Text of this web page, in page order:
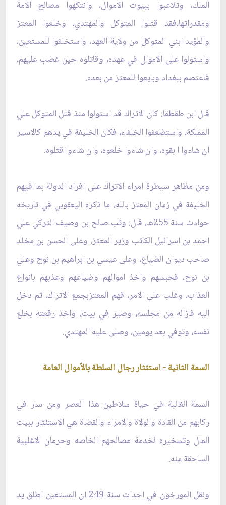
الملك، وتلاعبوا ببيوت الاموال، وانتكهوا مصالح الامة
ومقدراتها،فقد قتلوا المتوكل والمهتدي، وخلعوا المعتز
والمؤيد ابني المتوكل من ولاية العهد، واستخلفوا للمستعين،
واستولوا على الاموال في عهده، وقاتلوه حين غضب عليهم،
فاعتصم ببغداد وبايعوا للمعتز من بعده.
قال ابن طقطقا: كان الاتراك قد استولوا منذ قتل المتوكل علي
المملكة، واستضعفوا الخلفاء، فكان الخليفة في يدهم كالاسير
ان شاءوا ا بقوه، وان شاءوا خلعوه، وان شاءو اقتلوه.
ومن مظاهر سيطرة امراء الاتراك على افراد الدولة بما فيهم
الخليفة في زمان المعتز بالله، ما ذكره اليعقوبي في تاريخه
حوادث سنة 255هـ، قال: وثب صالح بن وصيف التركي علي
احمد بن اسرائيل الكاتب وزير المعتز، وعلى الحسن بن مخلد
صاحب ديوان الضياع، وعلى عيسي بن ابراهيم بن نوح وعلي
بن نوح، فحبسهم واخذ اموالهم وضياعهم وعذبهم بانواع
العذاب، وغلب على الامر، فهم المعتزبجمع الاتراك، ثم دخل
اليه فازاله من مجلسه، وصير في بيت، واخذ رقعته بخلع
نفسه، وتوفي بعد يومين، وصلى عليه المهتدي.
السمة الثانية - استئثار رجال السلطة بالأموال العامة
السمة الغالبة في حياة سلاطين هذا العصر ومن سار في
ركابهم من القادة والولاة والامراء والقضاة هي الاستئثار ببيت
المال وتسخيره لخدمة مصالحهم الخاصه وحرمان الاغلبية
الساحقة منه.
ونقل المورخون في احداث سنة 249 ان المستعين اطلق يد